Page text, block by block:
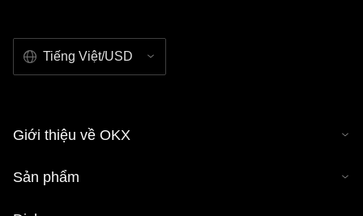
Tiếng Việt/USD
Giới thiệu về OKX
Sản phẩm